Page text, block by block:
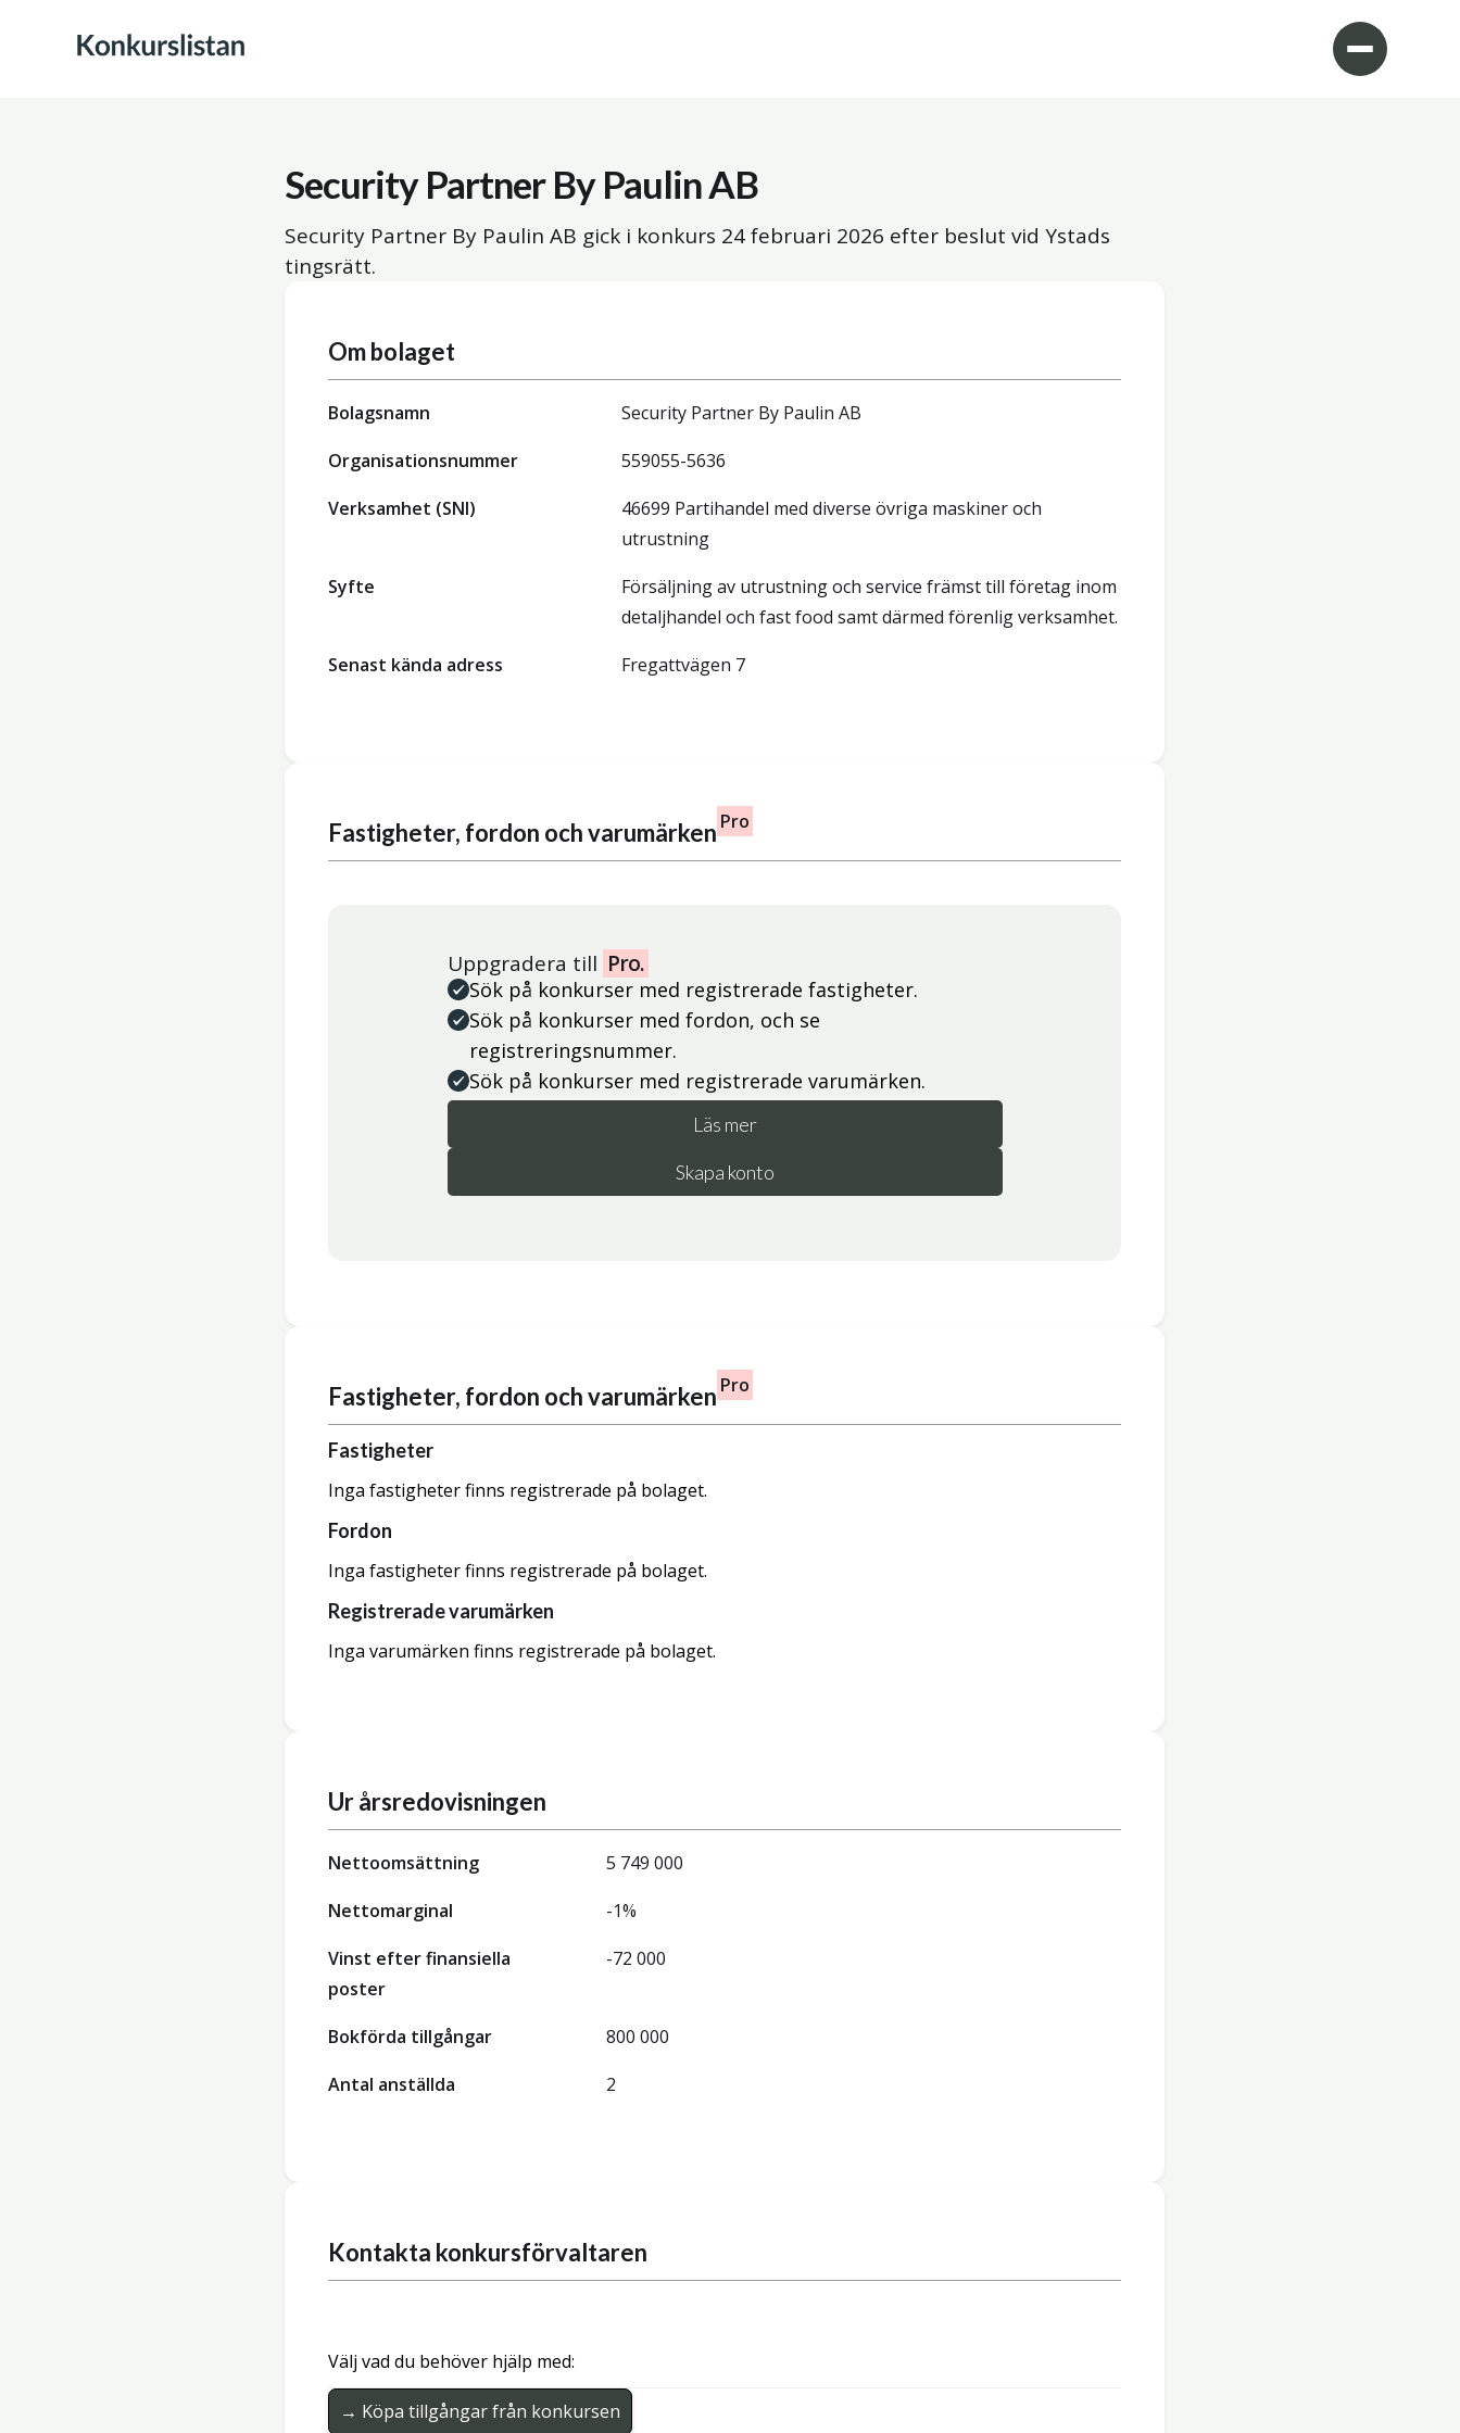
Security Partner By Paulin AB
Security Partner By Paulin AB gick i konkurs 24 februari 2026 efter beslut vid Ystads
tingsrätt.
Om bolaget
Bolagsnamn
Security Partner By Paulin AB
Organisationsnummer
559055-5636
Verksamhet (SNI)
46699 Partihandel med diverse övriga maskiner och
utrustning
Syfte
Försäljning av utrustning och service främst till företag inom
detaljhandel och fast food samt därmed förenlig verksamhet.
Senast kända adress
Fregattvägen 7
Fastigheter, fordon och varumärken Pro
Uppgradera till Pro.
Sök på konkurser med registrerade fastigheter.
Sök på konkurser med fordon, och se
registreringsnummer.
Sök på konkurser med registrerade varumärken.
Läs mer
Skapa konto
Fastigheter, fordon och varumärken Pro
Fastigheter
Inga fastigheter finns registrerade på bolaget.
Fordon
Inga fastigheter finns registrerade på bolaget.
Registrerade varumärken
Inga varumärken finns registrerade på bolaget.
Ur årsredovisningen
Nettoomsättning
5 749 000
Nettomarginal
-1%
Vinst efter finansiella
poster
-72 000
Bokförda tillgångar
800 000
Antal anställda
2
Kontakta konkursförvaltaren
Välj vad du behöver hjälp med:
→ Köpa tillgångar från konkursen